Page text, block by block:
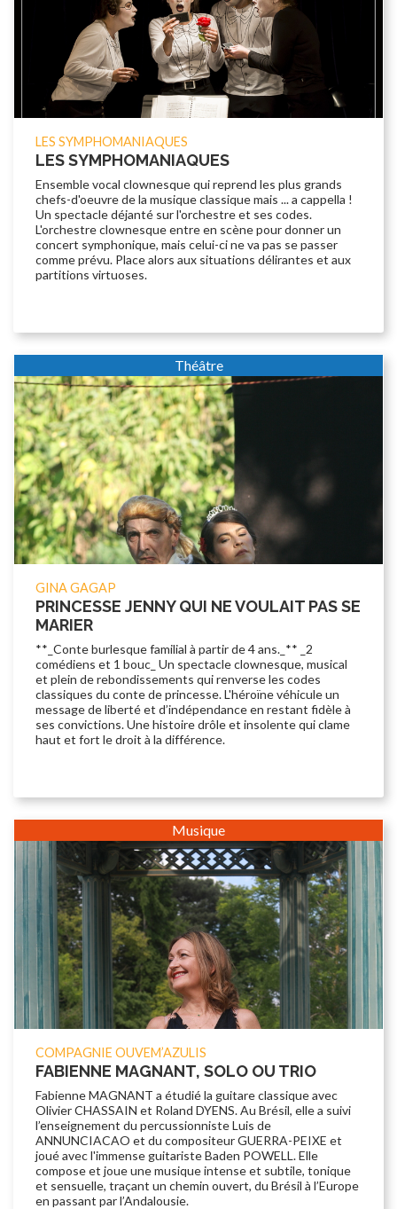
LES SYMPHOMANIAQUES
LES SYMPHOMANIAQUES
Ensemble vocal clownesque qui reprend les plus grands
chefs-d'oeuvre de la musique classique mais ... a cappella !
Un spectacle déjanté sur l'orchestre et ses codes.
L'orchestre clownesque entre en scène pour donner un
concert symphonique, mais celui-ci ne va pas se passer
comme prévu. Place alors aux situations délirantes et aux
partitions virtuoses.
Théâtre
GINA GAGAP
PRINCESSE JENNY QUI NE VOULAIT PAS SE
MARIER
**_Conte burlesque familial à partir de 4 ans._** _2
comédiens et 1 bouc_ Un spectacle clownesque, musical
et plein de rebondissements qui renverse les codes
classiques du conte de princesse. L'héroïne véhicule un
message de liberté et d’indépendance en restant fidèle à
ses convictions. Une histoire drôle et insolente qui clame
haut et fort le droit à la différence.
Musique
COMPAGNIE OUVEM’AZULIS
FABIENNE MAGNANT, SOLO OU TRIO
Fabienne MAGNANT a étudié la guitare classique avec
Olivier CHASSAIN et Roland DYENS. Au Brésil, elle a suivi
l’enseignement du percussionniste Luis de
ANNUNCIACAO et du compositeur GUERRA-PEIXE et
joué avec l'immense guitariste Baden POWELL. Elle
compose et joue une musique intense et subtile, tonique
et sensuelle, traçant un chemin ouvert, du Brésil à l’Europe
en passant par l’Andalousie.